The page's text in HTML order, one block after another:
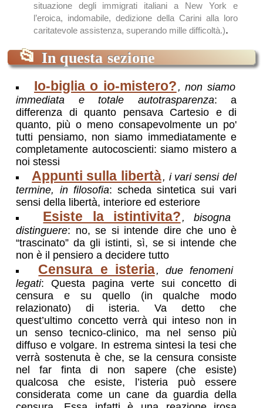
situazione degli immigrati italiani a New York e
l’eroica, indomabile, dedizione della Carini alla loro
caritatevole assistenza, superando mille difficoltà.).
📂 In questa sezione
Io-biglia o io-mistero? , non siamo
immediata e totale autotrasparenza: a
differenza di quanto pensava Cartesio e di
quanto, più o meno consapevolmente un po'
tutti pensiamo, non siamo immediatamente e
completamente autocoscienti: siamo mistero a
noi stessi
Appunti sulla libertà, i vari sensi del
termine, in filosofia: scheda sintetica sui vari
sensi della libertà, interiore ed esteriore
Esiste la istintivita? , bisogna
distinguere: no, se si intende dire che uno è
“trascinato” da gli istinti, sì, se si intende che
non è il pensiero a decidere tutto
Censura e isteria, due fenomeni
legati: Questa pagina verte sui concetto di
censura e su quello (in qualche modo
relazionato) di isteria. Va detto che
quest’ultimo concetto verrà qui inteso non in
un senso tecnico-clinico, ma nel senso più
diffuso e volgare. In estrema sintesi la tesi che
verrà sostenuta è che, se la censura consiste
nel far finta di non sapere (che esiste)
qualcosa che esiste, l’isteria può essere
considerata come un cane da guardia della